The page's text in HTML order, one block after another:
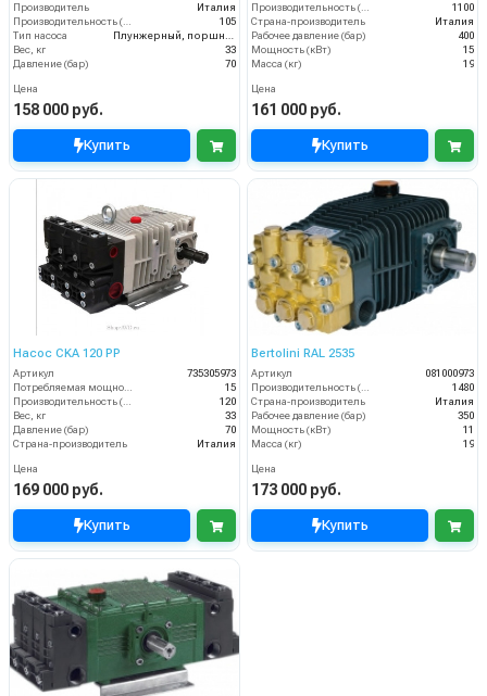
Производитель
Италия
Производительность (л/мин)
105
Тип насоса
Плунжерный, поршневой
Вес, кг
33
Давление (бар)
70
Цена
158 000 руб.
Купить
Производительность (л/ч)
1100
Страна-производитель
Италия
Рабочее давление (бар)
400
Мощность (кВт)
15
Масса (кг)
19
Цена
161 000 руб.
Купить
Насос CKA 120 РP
Артикул
735305973
Потребляемая мощность (кВт)
15
Производительность (л/мин)
120
Вес, кг
33
Давление (бар)
70
Страна-производитель
Италия
Цена
169 000 руб.
Купить
Bertolini RAL 2535
Артикул
081000973
Производительность (л/ч)
1480
Страна-производитель
Италия
Рабочее давление (бар)
350
Мощность (кВт)
11
Масса (кг)
19
Цена
173 000 руб.
Купить